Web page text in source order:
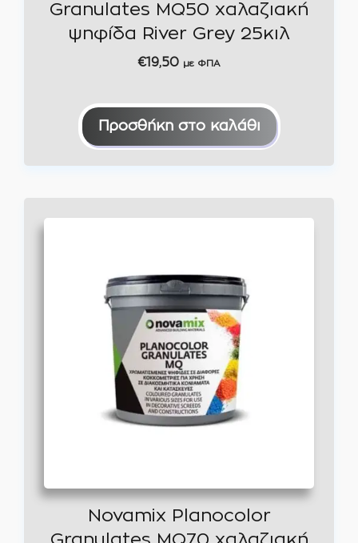
Granulates MQ50 χαλαζιακή
ψηφίδα River Grey 25κιλ
€19,50 με ΦΠΑ
Προσθήκη στο καλάθι
Novamix Planocolor